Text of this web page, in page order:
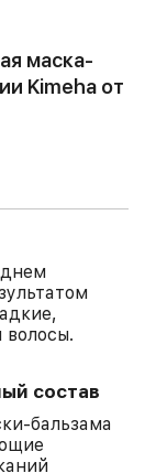
маска-
Kimeha от
состав
бальзама